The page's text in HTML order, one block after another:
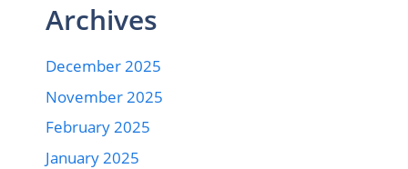
Archives
December 2025
November 2025
February 2025
January 2025